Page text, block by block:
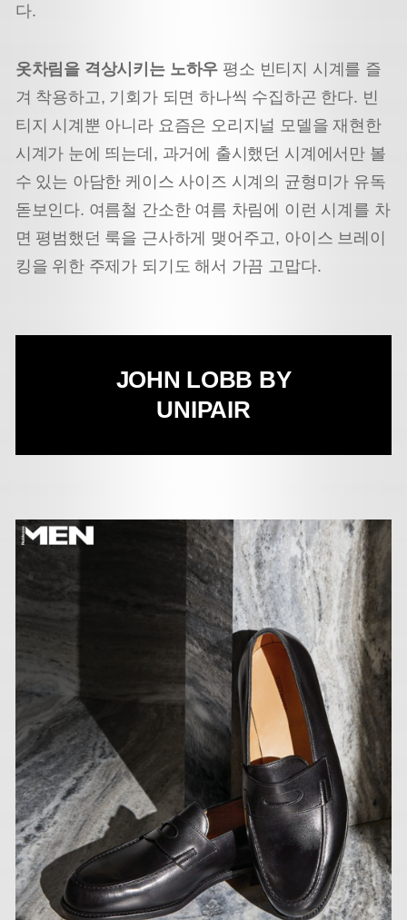
다.
옷차림을 격상시키는 노하우 평소 빈티지 시계를 즐
겨 착용하고, 기회가 되면 하나씩 수집하곤 한다. 빈
티지 시계뿐 아니라 요즘은 오리지널 모델을 재현한
시계가 눈에 띄는데, 과거에 출시했던 시계에서만 볼
수 있는 아담한 케이스 사이즈 시계의 균형미가 유독
돋보인다. 여름철 간소한 여름 차림에 이런 시계를 차
면 평범했던 룩을 근사하게 맺어주고, 아이스 브레이
킹을 위한 주제가 되기도 해서 가끔 고맙다.
JOHN LOBB BY
UNIPAIR